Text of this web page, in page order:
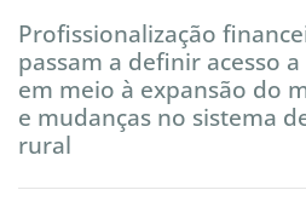
Profissionalização
passam a definir acesso
em meio à expansão do
e mudanças no sistema
rural